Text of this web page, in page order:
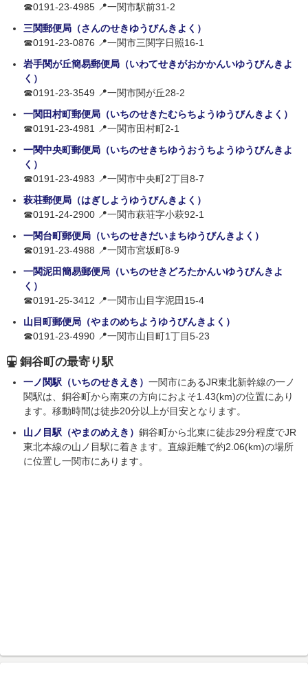
☎0191-23-4985 📍一関市駅前31-2
三関郵便局（さんのせきゆうびんきよく）
☎0191-23-0876 📍一関市三関字日照16-1
岩手関が丘簡易郵便局（いわてせきがおかかんいゆうびんきよ
く）
☎0191-23-3549 📍一関市関が丘28-2
一関田村町郵便局（いちのせきたむらちようゆうびんきよく）
☎0191-23-4981 📍一関市田村町2-1
一関中央町郵便局（いちのせきちゆうおうちようゆうびんきよ
く）
☎0191-23-4983 📍一関市中央町2丁目8-7
萩荘郵便局（はぎしようゆうびんきよく）
☎0191-24-2900 📍一関市萩荘字小萩92-1
一関台町郵便局（いちのせきだいまちゆうびんきよく）
☎0191-23-4988 📍一関市宮坂町8-9
一関泥田簡易郵便局（いちのせきどろたかんいゆうびんきよ
く）
☎0191-25-3412 📍一関市山目字泥田15-4
山目町郵便局（やまのめちようゆうびんきよく）
☎0191-23-4990 📍一関市山目町1丁目5-23
銅谷町の最寄り駅
一ノ関駅（いちのせきえき） 一関市にあるJR東北新幹線の一ノ
関駅は、銅谷町から南東の方向におよそ1.43(km)の位置にあり
ます。移動時間は徒歩20分以上が目安となります。
山ノ目駅（やまのめえき） 銅谷町から北東に徒歩29分程度でJR
東北本線の山ノ目駅に着きます。直線距離で約2.06(km)の場所
に位置し一関市にあります。